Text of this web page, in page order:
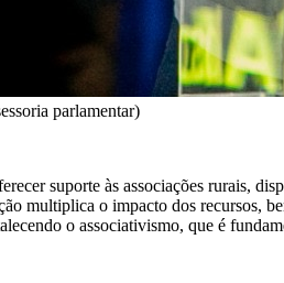
parlamentar)
suporte às associações rurais,
multiplica o impacto dos
o associativismo, que é